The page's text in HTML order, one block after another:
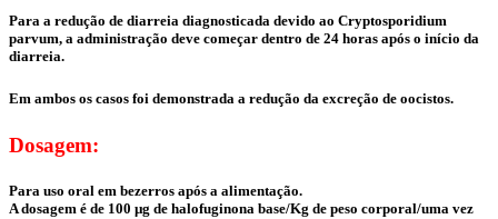
Para a redução de diarreia diagnosticada devido ao Cryptosporidium
parvum, a administração deve começar dentro de 24 horas após o início da
diarreia.
Em ambos os casos foi demonstrada a redução da excreção de oocistos.
Dosagem:
Para uso oral em bezerros após a alimentação.
A dosagem é de 100 µg de halofuginona base/Kg de peso corporal/uma vez